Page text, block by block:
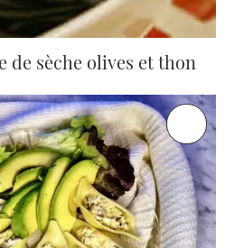
de sèche olives et thon